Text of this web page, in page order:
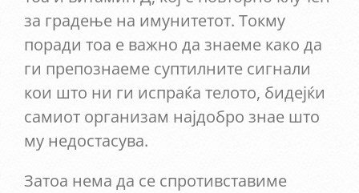
за градење на имунитетот. Токму
поради тоа е важно да знаеме како да
ги препознаеме суптилните сигнали
кои што ни ги испраќа телото, бидејќи
самиот организам најдобро знае што
му недостасува.
Затоа нема да се спротивставиме